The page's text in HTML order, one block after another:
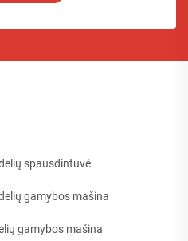
spausdintuvė
gamybos mašina
gamybos mašina